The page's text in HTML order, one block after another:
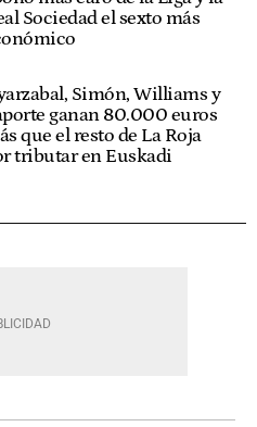
Sociedad el sexto más
Simón, Williams y
ganan 80.000 euros
que el resto de La Roja
tributar en Euskadi